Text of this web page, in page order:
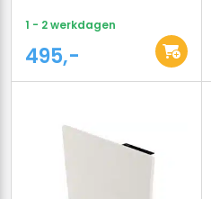
1 - 2 werkdagen
495,-